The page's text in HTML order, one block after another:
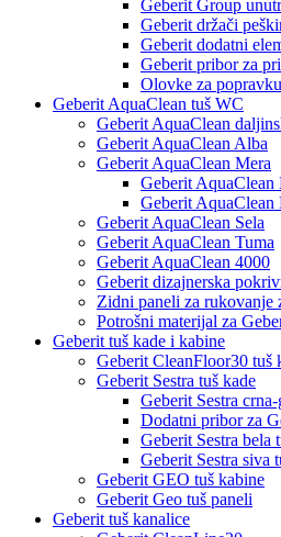
Geberit Group
Geberit držači
Geberit dodatni
Geberit pribor za
Olovke za
Geberit AquaClean tuš WC
Geberit AquaClean
Geberit AquaClean Alba
Geberit AquaClean Mera
Geberit
Geberit AquaClean
Geberit AquaClean Sela
Geberit AquaClean Tuma
Geberit AquaClean 4000
Geberit dizajnerska
Zidni paneli za rukovanje
Potrošni materijal za
Geberit tuš kade i kabine
Geberit CleanFloor30 tuš
Geberit Sestra tuš kade
Geberit Sestra
Dodatni pribor za
Geberit Sestra bela
Geberit Sestra siva
Geberit GEO tuš kabine
Geberit Geo tuš paneli
Geberit tuš kanalice